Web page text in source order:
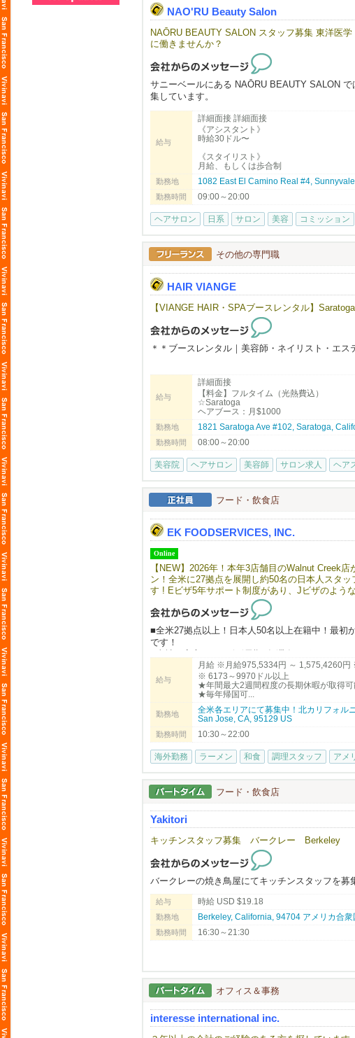
ローカルのお客様を中心に、新規・リピーターと
丁寧なカウンセリングと高いサービス品質を大切
お客様との信頼関係を築きやすく、リピートにも
「Japanese Head Spa」は特に人気が高く、
他サロンと差別化できる技術として学ぶことがで
リニューアルしたばかりの清潔で働きやすいサロ
今後さらに拡大していく予定です。
「海外で働くのが初めてで不安…」という方も、
顧客がいない状態からでも入客できる環境があり
まずはお気軽にご連絡ください！
NAO'RU Beauty Salon
NAŌRU BEAUTY SALON スタッフ募集 東洋医
に働きませんか？
サニーベールにある NAŌRU BEAUTY SALON
集しています。
大切にしています。
・スタイリスト
・アシスタント
・ボディマッサージセラピスト（同時募集）
こんな方をお待ちしています
・美容師免許（日本または米国）をお持ちの方、
・一人ひとりのお客様と丁寧に向き合いたい方
・向上心を持ち、学びながら成長していける方
※長期で働ける方を歓迎します。
NAŌRUで働く魅力
・時給$30〜（経験・能力により優遇）
・トップスタイリストMiki（中医学博士）から直
・東洋医学・筋膜・経絡理論を取り入れた、他に
・柔軟なシフト制・日本語が通じる安心の職場
▼ご応募はこちら
日本語でMIKIまでご連絡ください！
NAO'RU Beauty Salon
Tel: 408-309-9557 (テキストOK)
Address: 1082 E El Camino Rl. #4, Sunnyvale, CA
ご応募を心よりお待ちしております。
給与
詳細面接 詳細面接
《アシスタント》
時給30ドル〜
《スタイリスト》
月給、もしくは歩合制
勤務地 1082 East El Camino Real #4,
勤務時間 09:00～20:00
ヘアサロン 日系 サロン 美容 コミッション
その他の専門職
HAIR VIANGE
【VIANGE HAIR・SPAブースレンタル】
＊＊ブースレンタル｜美容師・ネイリスト・エス
☆週7日、8:00～20:00利用可能
お気軽に見学にお越しください。
☆Saratoga
ヘアブース：月$1000
☆Dublin
スパルーム：月＄900
カリフォルニアで10年以上地元のお客様に愛され
「日本の技術で満足してもらいたい！」そんな
ます。
明るく、フレンドリーな雰囲気で、溶け込みや
まずはお気軽にfostercity@viangehair.comへご連
給与
詳細面接
【料金】フルタイム（光熱費込）
☆Saratoga
ヘアブース：月$1000
勤務地 1821 Saratoga Ave #102, Saratoga,
勤務時間 08:00～20:00
美容院 ヘアサロン 美容師 サロン求人 ヘア
フード・飲食店
EK FOODSERVICES, INC.
Online
【NEW】2026年！本年3店舗目のWalnut Creek
ン！全米に27拠点を展開し約50名の日本人スタ
す ! Eビザ5年サポート制度があり、Jビザのよう
一切なく、渡米後すぐに現地で実践的にスター
年1〜2週間のバケーションを楽しんでいます。
や面白さを全身で感じられる環境がここにありま
■全米27拠点以上！日本人50名以上在籍中！最初
です！
■100%米国法人企業です。
■月給975,5334円～1,575,4260円
→6173ドル～9970ドル以上
⇨ ⇨ アメリカという国で働く。あなたの経験を
務拡大に伴い、米国で活躍する仲間を大募集
▶︎こんな方は、まずはご応募してみてください。
▶︎弊社の特徴
年間最大​14日間の長期リフレッシュ休暇取得可
を楽しんでます！
当社ブランドで働​く店舗管理者の平均年収は約
​※為替レート $1=¥158 （2026年3月換算）
​※2​025年1月から7月までの平均月給実績より算出
​※月給平均給与は1年以上勤務している2025年の平
※給与は確約するものではなく能力で異なります
※要項に明記されている給与は平均です。実際に
職務経歴や履歴書については、なるべく詳細を
━━━━━━━━━━━━━━━━━━━━
飲食業を愛する人に、次の世界を。
給与
月給 ※月給975,5334円 ～ 1,575,4260円
※ 6173～9970ドル以上
★年間最大2週間程度の長期休暇が取得可
★毎年帰国可...
勤務地
全米各エリアにて募集中！北カリフォル
San Jose, CA, 95129 US
勤務時間 10:30～22:00
海外勤務 ラーメン 和食 調理スタッフ アメ
フード・飲食店
Yakitori
キッチンスタッフ募集 バークレー Berkeley
バークレーの焼き鳥屋にてキッチンスタッフを募
給与 時給 USD $19.18
勤務地 Berkeley, California, 94704 アメリカ合衆
勤務時間 16:30～21:30
オフィス＆事務
interesse international inc.